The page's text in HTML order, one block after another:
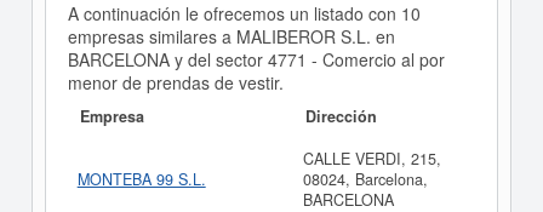
A continuación le ofrecemos un listado con 10
empresas similares a MALIBEROR S.L. en
BARCELONA y del sector 4771 - Comercio al por
menor de prendas de vestir.
Empresa Dirección
MONTEBA 99 S.L.
CALLE VERDI, 215,
08024, Barcelona,
BARCELONA